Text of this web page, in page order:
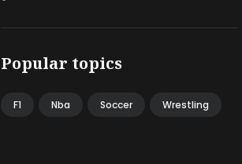
Popular topics
F1 Nba Soccer Wrestling